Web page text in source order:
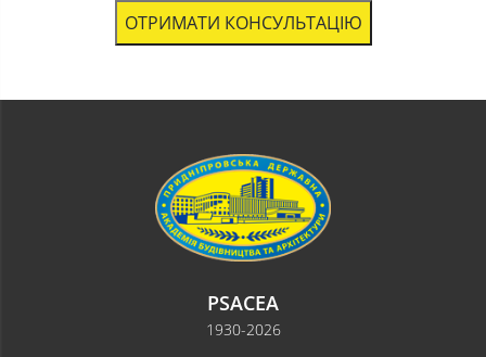
ОТРИМАТИ КОНСУЛЬТАЦІЮ
PSACEA
1930-2026